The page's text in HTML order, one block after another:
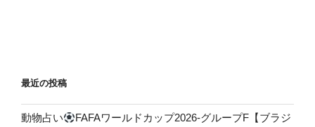
最近の投稿
動物占い
FAFAワールドカップ2026-グループF【ブラジ